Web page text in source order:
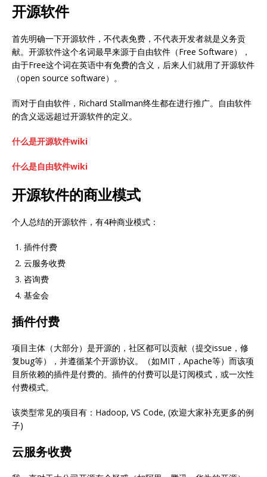
开源软件
首先明确一下开源软件，不代表免费，不代表开发者就是义务贡
献。开源软件这个名词最早来源于自由软件（Free Software），
由于Free这个词在英语中有免费的含义，后来人们就用了开源软件
（open source software）。
而对于自由软件，Richard Stallman终生都在进行推广。自由软件
的含义远远超过开源软件的定义。
什么是开源软件wiki
什么是自由软件wiki
开源软件的商业模式
个人总结的开源软件，有4种商业模式：
插件付费
云服务收费
咨询费
基金会
插件付费
项目主体（大部分）是开源的，社区都可以贡献（提交issue，修
复bug等），并遵循某个开源协议。（如MIT，Apache等）而该项
目所依赖的插件是付费的。插件的付费可以是订阅模式，或一次性
付费模式。
该类型常见的项目有：Hadoop, VS Code, (欢迎大家补充更多的例
子)
云服务收费